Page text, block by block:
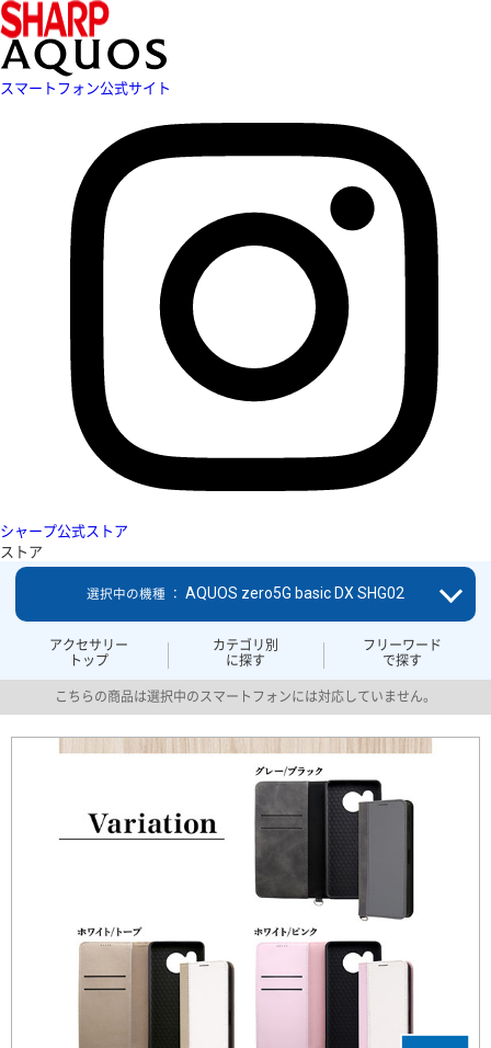
スマートフォン公式サイト
シャープ公式ストア
ストア
アクセサリー
トップ
カテゴリ別
に探す
フリーワード
で探す
選択中の機種 ： AQUOS zero5G basic DX SHG02
こちらの商品は選択中のスマートフォンには対応していません。